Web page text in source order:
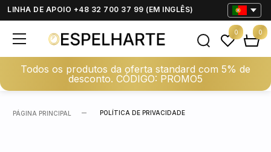
LINHA DE APOIO +48 32 700 37 99 (EM INGLÊS)
Todos os produtos da oferta standard com 5% de
desconto. CÓDIGO: PROMO5
0 0
PÁGINA PRINCIPAL POLÍTICA DE PRIVACIDADE